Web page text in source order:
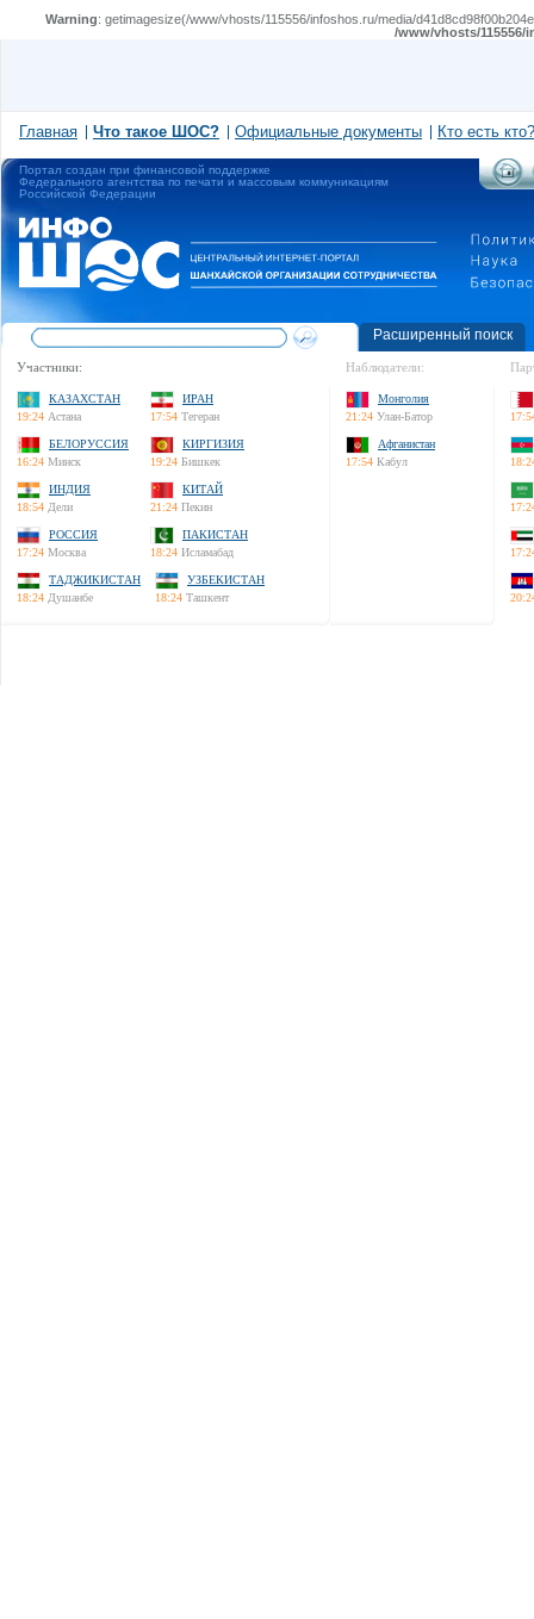
Warning: getimagesize(/www/vhosts/115556/infoshos.ru/media/
/www/vhosts/
Главная Что такое ШОС? Официальные документы Кто есть кто?
Портал создан при финансовой поддержке
Федерального агентства по печати и массовым коммуникациям
Российской Федерации
Расширенный поиск
Участники:
КАЗАХСТАН
19:24 Астана
ИРАН
17:54 Тегеран
БЕЛОРУССИЯ
16:24 Минск
КИРГИЗИЯ
19:24 Бишкек
ИНДИЯ
18:54 Дели
КИТАЙ
21:24 Пекин
РОССИЯ
17:24 Москва
ПАКИСТАН
18:24 Исламабад
ТАДЖИКИСТАН
18:24 Душанбе
УЗБЕКИСТАН
18:24 Ташкент
Наблюдатели:
Монголия
21:24 Улан-Батор
Афганистан
17:54 Кабул